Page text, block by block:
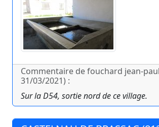
Commentaire de fouchard jean-
31/03/2021) :
Sur la D54, sortie nord de ce village.